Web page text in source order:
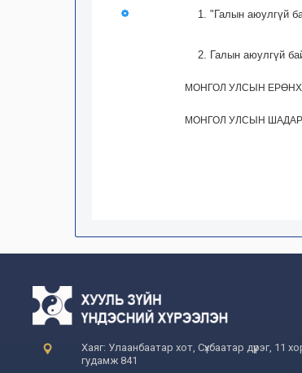
1. "Галын аюулгүй
2. Галын аюулгүй
МОНГОЛ УЛСЫН
МОНГОЛ УЛСЫН
Хаяг: Улаанбаатар хот, Сүхбаатар дүүрэг, 11
гудамж 841